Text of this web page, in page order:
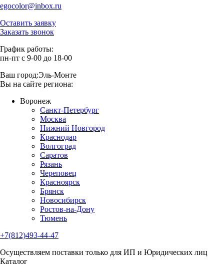
egocolor@inbox.ru
Оставить заявку
Заказать звонок
График работы:
пн-пт с 9-00 до 18-00
Ваш город:Эль-Монте
Вы на сайте региона:
Воронеж
Санкт-Петербург
Москва
Нижний Новгород
Краснодар
Волгоград
Саратов
Рязань
Череповец
Красноярск
Брянск
Новосибирск
Ростов-на-Дону
Тюмень
+7(812)493-44-47
Осуществляем поставки только для ИП и Юридических лиц
Каталог